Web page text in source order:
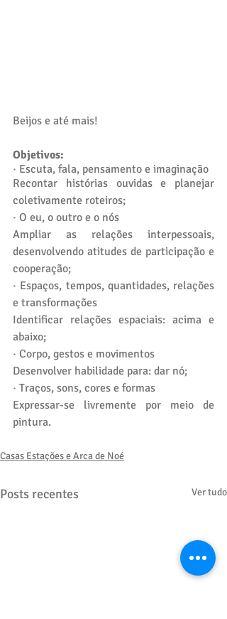
Beijos e até mais!
Objetivos:
· Escuta, fala, pensamento e imaginação
Recontar histórias ouvidas e planejar
coletivamente roteiros;
· O eu, o outro e o nós
Ampliar as relações interpessoais,
desenvolvendo atitudes de participação e
cooperação;
· Espaços, tempos, quantidades, relações
e transformações
Identificar relações espaciais: acima e
abaixo;
· Corpo, gestos e movimentos
Desenvolver habilidade para: dar nó;
· Traços, sons, cores e formas
Expressar-se livremente por meio de
pintura.
Casas Estações e Arca de Noé
Posts recentes Ver tudo